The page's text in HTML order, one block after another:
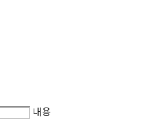
내용